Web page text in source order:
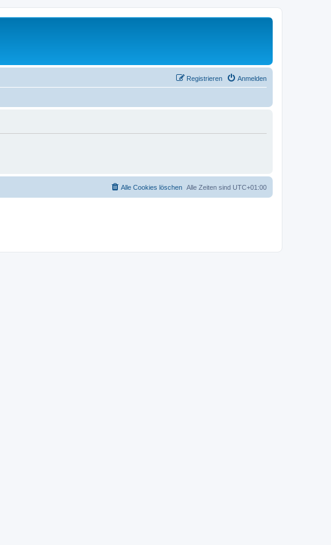
Anmelden
Registrieren
Alle Zeiten sind UTC+01:00
Alle Cookies löschen